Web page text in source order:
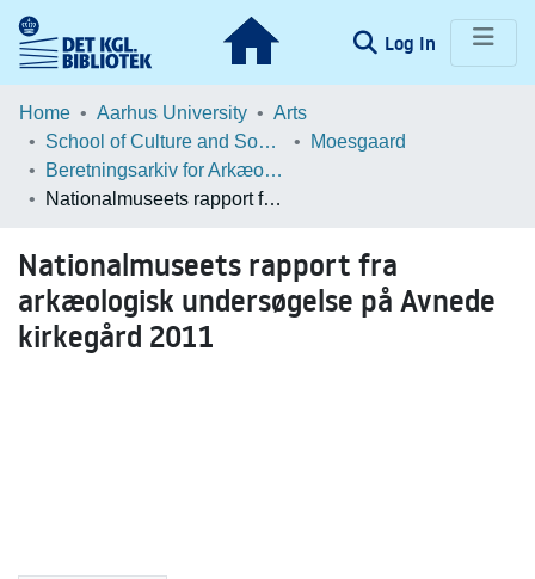
Log In (current)
Communities & Collections
Statistics
Home Aarhus University
Arts
School of Culture and Society
Moesgaard
Beretningsarkiv for Arkæologiske Undersøgelser
Nationalmuseets rapport fra arkæologisk undersøgelse på Avnede kirkegård 2011
Nationalmuseets rapport fra
arkæologisk undersøgelse på Avnede
kirkegård 2011